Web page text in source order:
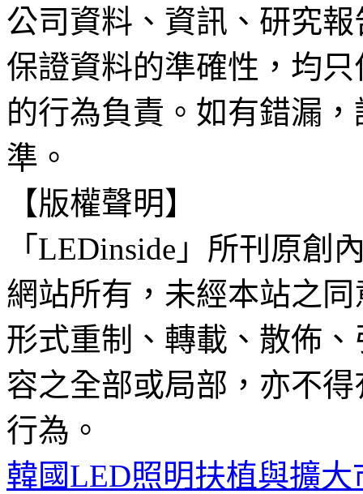
公司資料、資訊、研究
保證資料的準確性，均
的行為負責。如有錯漏
準。
【版權聲明】
「LEDinside」所刊原創
網站所有，未經本站之
形式重制、轉載、散佈
容之全部或局部，亦不
行為。
韓國LED照明扶植與擴